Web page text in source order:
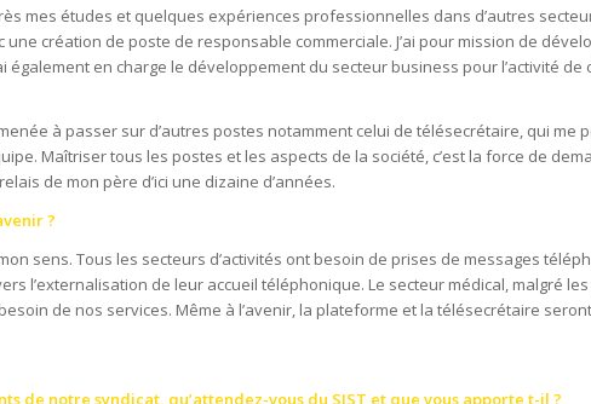
mes études et quelques expériences professionnelles dans d’autres
création de poste de responsable commerciale. J’ai pour mission de
également en charge le développement du secteur business pour l’activité de
à passer sur d’autres postes notamment celui de télésecrétaire, qui me
Maîtriser tous les postes et les aspects de la société, c’est la force de
de mon père d’ici une dizaine d’années.
?
sens. Tous les secteurs d’activités ont besoin de prises de messages
l’externalisation de leur accueil téléphonique. Le secteur médical, malgré
de nos services. Même à l’avenir, la plateforme et la télésecrétaire
de notre syndicat, qu’attendez-vous du SIST et que vous apporte t-il ?